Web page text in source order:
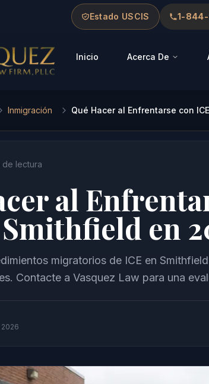
Estado USCIS 1-
Inicio Acerca De
Inmigración Qué Hacer al Enfrentarse con
de lectura
al
en
migratorios de ICE en
Contacte a Vasquez Law para una